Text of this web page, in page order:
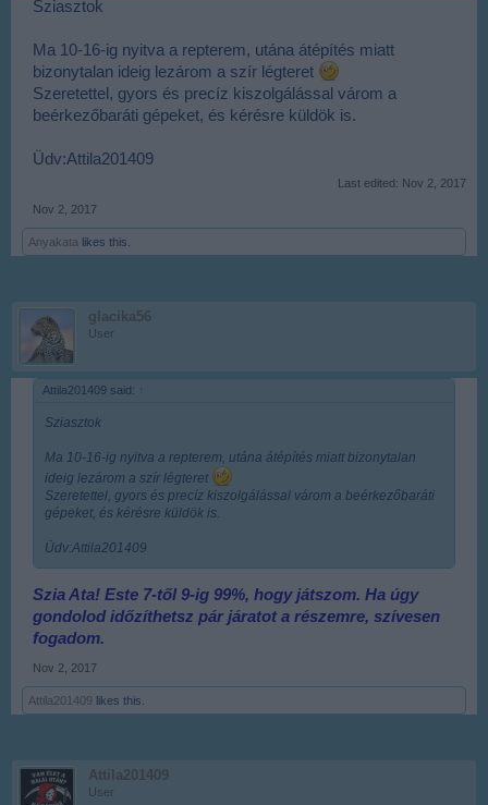
Sziasztok
Ma 10-16-ig nyitva a repterem, utána átépítés miatt
bizonytalan ideig lezárom a szír légteret
Szeretettel, gyors és precíz kiszolgálással várom a
beérkezőbaráti gépeket, és kérésre küldök is.
Üdv:Attila201409
Last edited: Nov 2, 2017
Nov 2, 2017
Anyakata likes this.
glacika56
User
Attila201409 said: ↑
Sziasztok
Ma 10-16-ig nyitva a repterem, utána átépítés miatt bizonytalan
ideig lezárom a szír légteret
Szeretettel, gyors és precíz kiszolgálással várom a beérkezőbaráti
gépeket, és kérésre küldök is.
Üdv:Attila201409
Szia Ata! Este 7-től 9-ig 99%, hogy játszom. Ha úgy
gondolod időzíthetsz pár járatot a részemre, szívesen
fogadom.
Nov 2, 2017
Attila201409 likes this.
Attila201409
User